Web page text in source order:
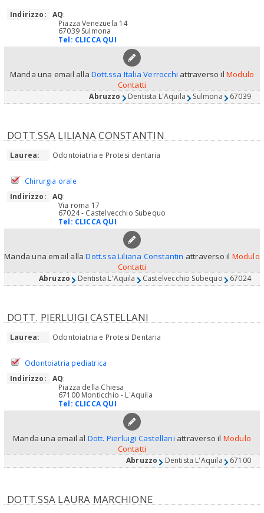
Indirizzo:
AQ:
Piazza Venezuela 14
67039 Sulmona
Tel: CLICCA QUI
Manda una email allaDott.ssa Italia Verrocchi attraverso il Modulo
Contatti
Abruzzo Dentista L'Aquila Sulmona 67039
DOTT.SSA LILIANA CONSTANTIN
Laurea: Odontoiatria e Protesi dentaria
Chirurgia orale
Indirizzo:
AQ:
Via roma 17
67024 - Castelvecchio Subequo
Tel: CLICCA QUI
Manda una email allaDott.ssa Liliana Constantin attraverso il Modulo
Contatti
Abruzzo Dentista L'Aquila Castelvecchio Subequo 67024
DOTT. PIERLUIGI CASTELLANI
Laurea: Odontoiatria e Protesi Dentaria
Odontoiatria pediatrica
Indirizzo:
AQ:
Piazza della Chiesa
67100 Monticchio - L'Aquila
Tel: CLICCA QUI
Manda una email al Dott. Pierluigi Castellani attraverso il Modulo
Contatti
Abruzzo Dentista L'Aquila 67100
DOTT.SSA LAURA MARCHIONE